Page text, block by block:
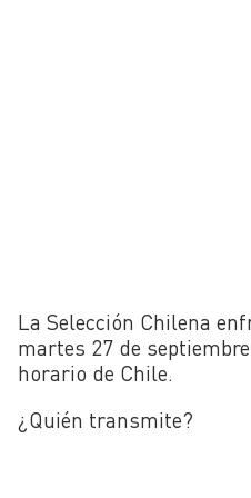
La Selección Chilena
martes 27 de
horario de Chile.
¿Quién transmite?